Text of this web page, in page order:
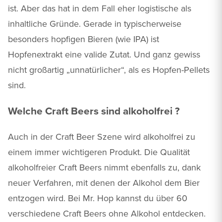
ist. Aber das hat in dem Fall eher logistische als
inhaltliche Gründe. Gerade in typischerweise
besonders hopfigen Bieren (wie IPA) ist
Hopfenextrakt eine valide Zutat. Und ganz gewiss
nicht großartig „unnatürlicher“, als es Hopfen-Pellets
sind.
Welche Craft Beers sind alkoholfrei ?
Auch in der Craft Beer Szene wird alkoholfrei zu
einem immer wichtigeren Produkt. Die Qualität
alkoholfreier Craft Beers nimmt ebenfalls zu, dank
neuer Verfahren, mit denen der Alkohol dem Bier
entzogen wird. Bei Mr. Hop kannst du über 60
verschiedene Craft Beers ohne Alkohol entdecken.